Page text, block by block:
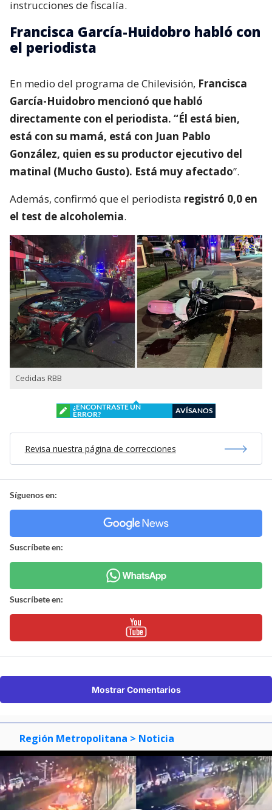
instrucciones de fiscalía.
Francisca García-Huidobro habló con
el periodista
En medio del programa de Chilevisión, Francisca
García-Huidobro mencionó que habló
directamente con el periodista. “Él está bien,
está con su mamá, está con Juan Pablo
González, quien es su productor ejecutivo del
matinal (Mucho Gusto). Está muy afectado”.
Además, confirmó que el periodista registró 0,0 en
el test de alcoholemia.
Cedidas RBB
¿ENCONTRASTE UN
ERROR?
AVÍSANOS
Revisa nuestra página de correcciones
Síguenos en:
Suscríbete en:
Suscríbete en:
Mostrar Comentarios
Región Metropolitana > Noticia